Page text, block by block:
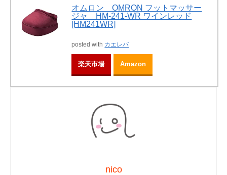
オムロン OMRON フットマッサー
ジャ HM-241-WR ワインレッド
[HM241WR]
posted with カエレバ
楽天市場 Amazon
nico